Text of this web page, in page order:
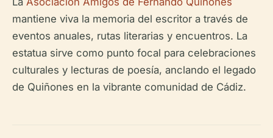
mantiene viva la memoria del escritor a través de
eventos anuales, rutas literarias y encuentros. La
estatua sirve como punto focal para celebraciones
culturales y lecturas de poesía, anclando el legado
de Quiñones en la vibrante comunidad de Cádiz.